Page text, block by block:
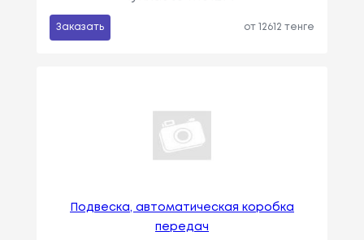
Заказать от 12612 тенге
Подвеска, автоматическая коробка
передач